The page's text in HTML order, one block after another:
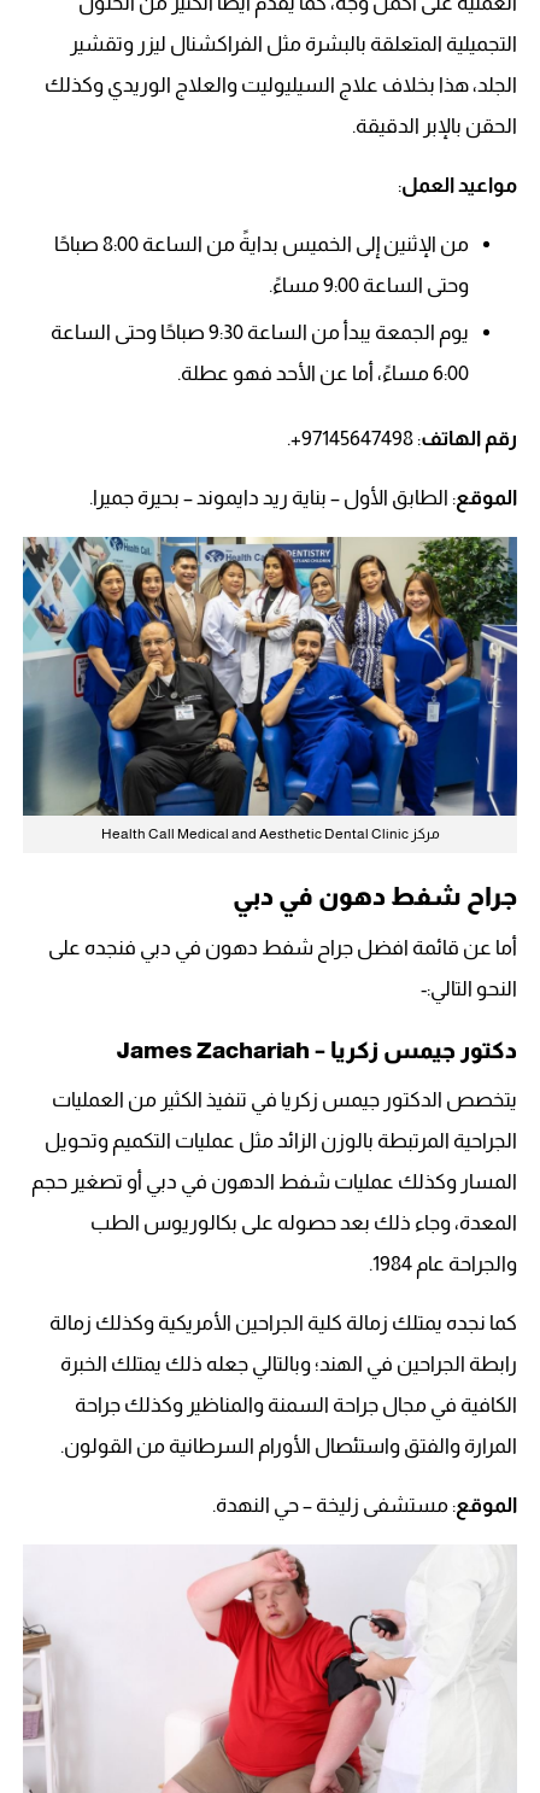
التجميلية المتعلقة بالبشرة مثل الفراكشنال ليزر وتقشير
الجلد، هذا بخلاف علاج السيليوليت والعلاج الوريدي وكذلك
الحقن بالإبر الدقيقة.
مواعيد العمل:
من الإثنين إلى الخميس بدايةً من الساعة 8:00 صباحًا
وحتى الساعة 9:00 مساءً.
يوم الجمعة يبدأ من الساعة 9:30 صباحًا وحتى الساعة
6:00 مساءً، أما عن الأحد فهو عطلة.
رقم الهاتف: 97145647498+.
الموقع: الطابق الأول – بناية ريد دايموند – بحيرة جميرا.
مركز Health Call Medical and Aesthetic Dental Clinic
جراح شفط دهون في دبي
أما عن قائمة افضل جراح شفط دهون في دبي فنجده على
النحو التالي:-
دكتور جيمس زكريا – James Zachariah
يتخصص الدكتور جيمس زكريا في تنفيذ الكثير من العمليات
الجراحية المرتبطة بالوزن الزائد مثل عمليات التكميم وتحويل
المسار وكذلك عمليات شفط الدهون في دبي أو تصغير حجم
المعدة، وجاء ذلك بعد حصوله على بكالوريوس الطب
والجراحة عام 1984.
كما نجده يمتلك زمالة كلية الجراحين الأمريكية وكذلك زمالة
رابطة الجراحين في الهند؛ وبالتالي جعله ذلك يمتلك الخبرة
الكافية في مجال جراحة السمنة والمناظير وكذلك جراحة
المرارة والفتق واستئصال الأورام السرطانية من القولون.
الموقع: مستشفى زليخة – حي النهدة.